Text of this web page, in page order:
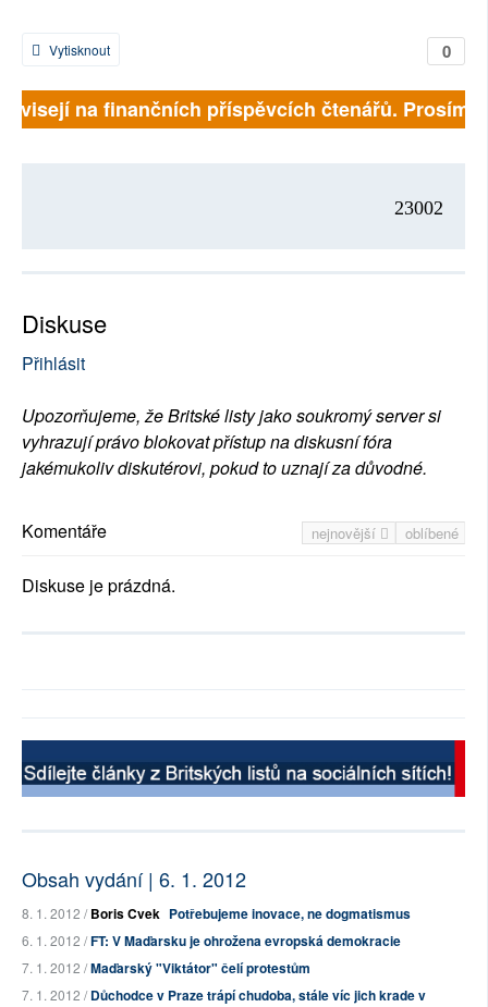
0
Vytisknout
na finančních příspěvcích čtenářů. Prosíme,
23002
Diskuse
Přihlásit
Upozorňujeme, že Britské listy jako soukromý server si
vyhrazují právo blokovat přístup na diskusní fóra
jakémukoliv diskutérovi, pokud to uznají za důvodné.
nejnovější oblíbené
Komentáře
Diskuse je prázdná.
Obsah vydání | 6. 1. 2012
8. 1. 2012 /Boris Cvek Potřebujeme inovace, ne dogmatismus
6. 1. 2012 /FT: V Maďarsku je ohrožena evropská demokracie
7. 1. 2012 /Maďarský "Viktátor" čelí protestům
7. 1. 2012 /Důchodce v Praze trápí chudoba, stále víc jich krade v